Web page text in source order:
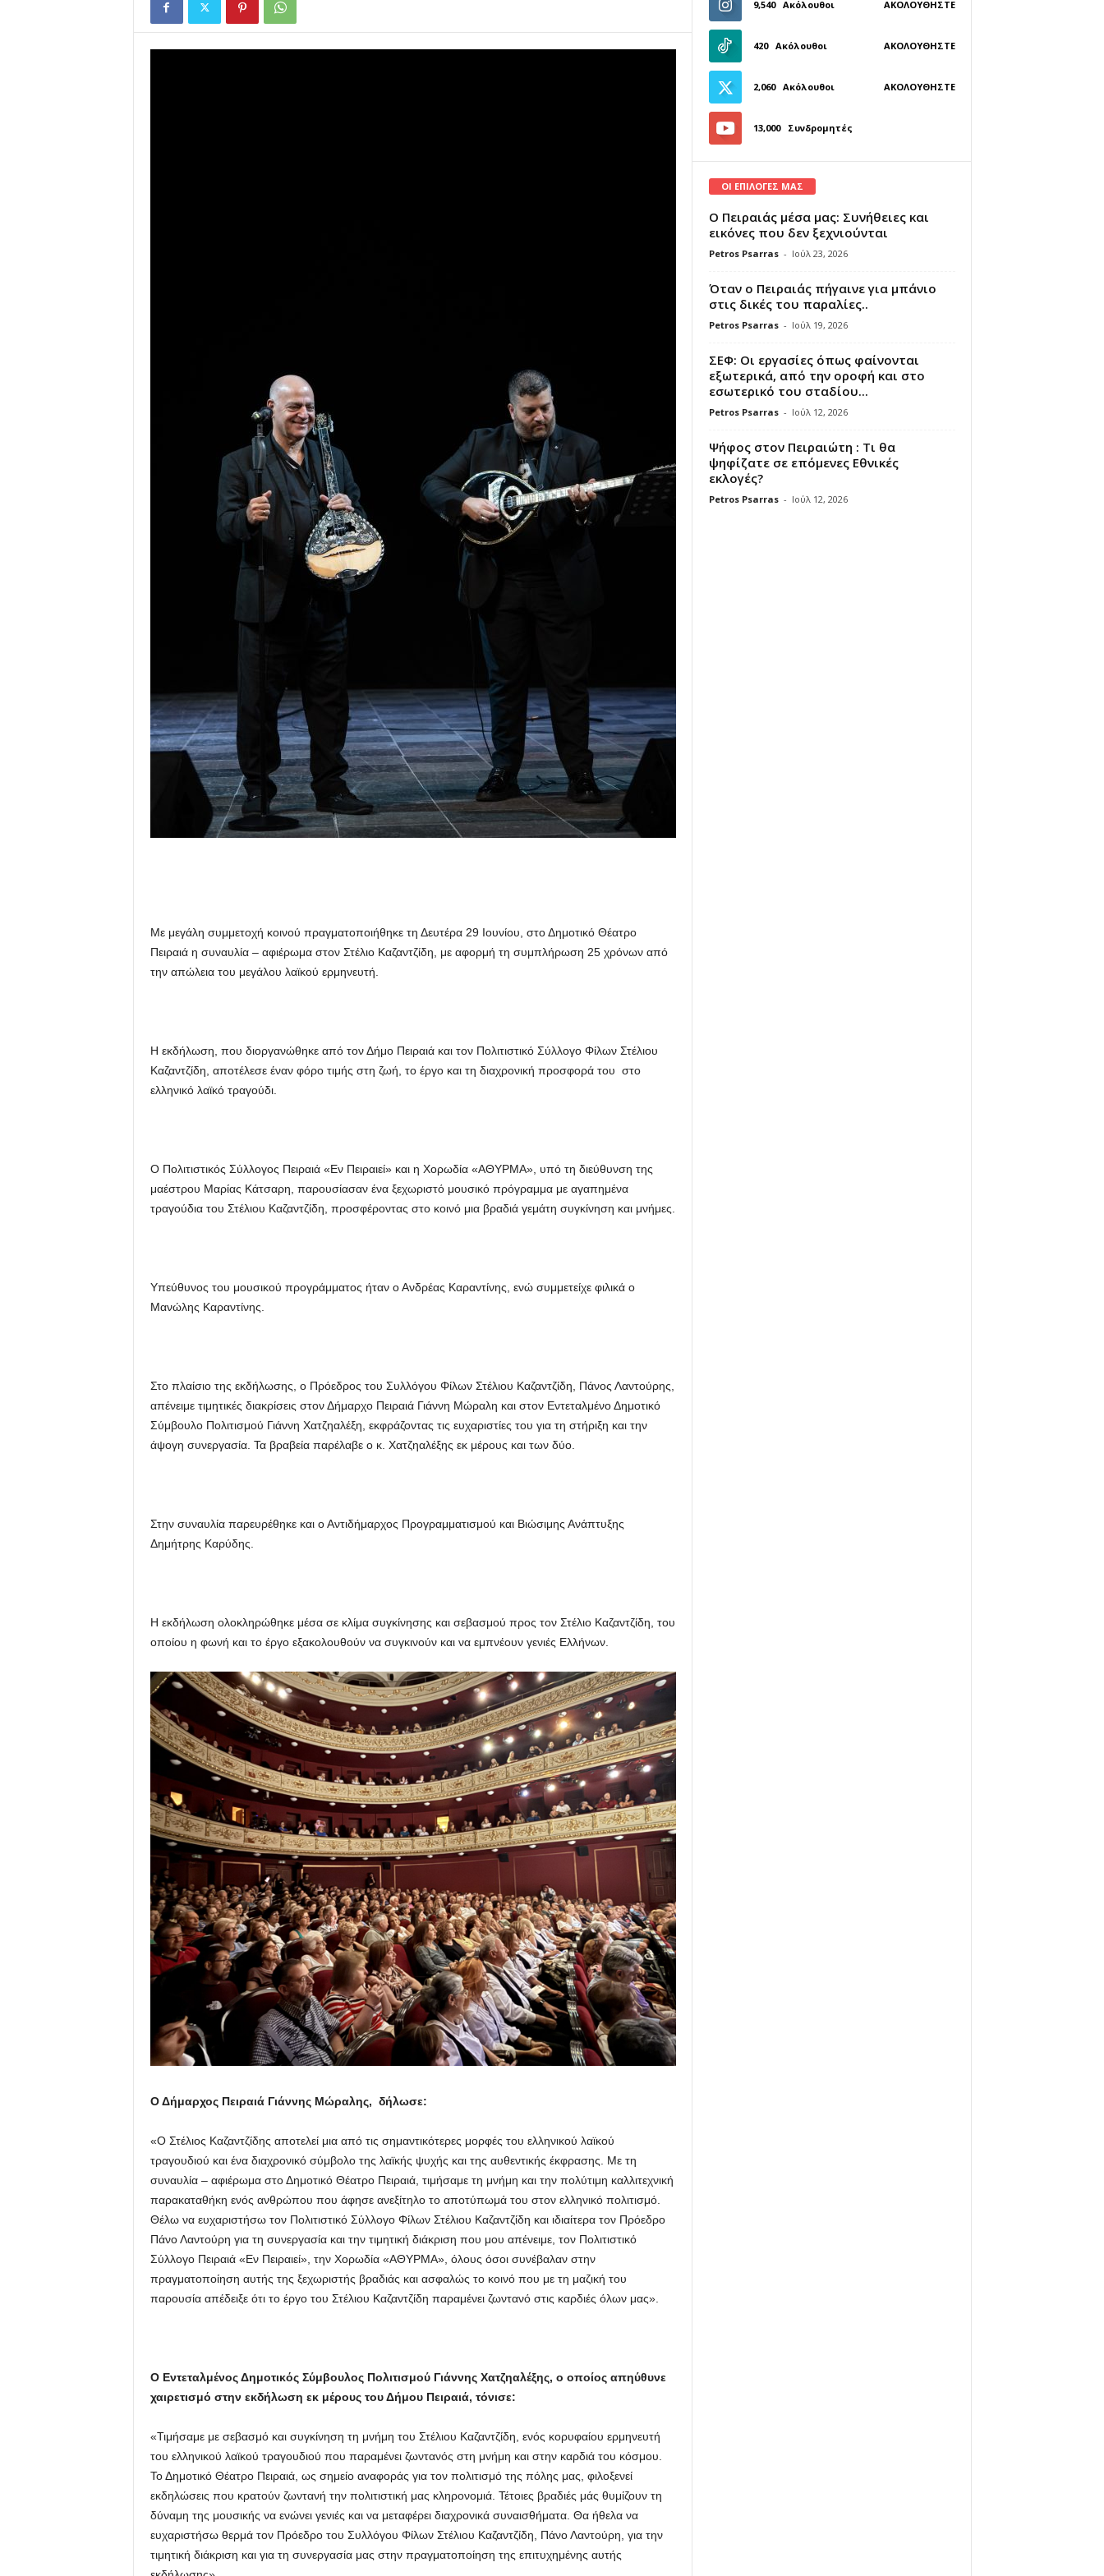
Με μεγάλη συμμετοχή κοινού πραγματοποιήθηκε τη Δευτέρα 29 Ιουνίου, στο Δημοτικό Θέατρο
Πειραιά η συναυλία – αφιέρωμα στον Στέλιο Καζαντζίδη, με αφορμή τη συμπλήρωση 25 χρόνων από
την απώλεια του μεγάλου λαϊκού ερμηνευτή.
Η εκδήλωση, που διοργανώθηκε από τον Δήμο Πειραιά και τον Πολιτιστικό Σύλλογο Φίλων Στέλιου
Καζαντζίδη, αποτέλεσε έναν φόρο τιμής στη ζωή, το έργο και τη διαχρονική προσφορά του στο
ελληνικό λαϊκό τραγούδι.
Ο Πολιτιστικός Σύλλογος Πειραιά «Εν Πειραιεί» και η Χορωδία «ΑΘΥΡΜΑ», υπό τη διεύθυνση της
μαέστρου Μαρίας Κάτσαρη, παρουσίασαν ένα ξεχωριστό μουσικό πρόγραμμα με αγαπημένα
τραγούδια του Στέλιου Καζαντζίδη, προσφέροντας στο κοινό μια βραδιά γεμάτη συγκίνηση και μνήμες.
Υπεύθυνος του μουσικού προγράμματος ήταν ο Ανδρέας Καραντίνης, ενώ συμμετείχε φιλικά ο
Μανώλης Καραντίνης.
Στο πλαίσιο της εκδήλωσης, ο Πρόεδρος του Συλλόγου Φίλων Στέλιου Καζαντζίδη, Πάνος Λαντούρης,
απένειμε τιμητικές διακρίσεις στον Δήμαρχο Πειραιά Γιάννη Μώραλη και στον Εντεταλμένο Δημοτικό
Σύμβουλο Πολιτισμού Γιάννη Χατζηαλέξη, εκφράζοντας τις ευχαριστίες του για τη στήριξη και την
άψογη συνεργασία. Τα βραβεία παρέλαβε ο κ. Χατζηαλέξης εκ μέρους και των δύο.
Στην συναυλία παρευρέθηκε και ο Αντιδήμαρχος Προγραμματισμού και Βιώσιμης Ανάπτυξης
Δημήτρης Καρύδης.
Η εκδήλωση ολοκληρώθηκε μέσα σε κλίμα συγκίνησης και σεβασμού προς τον Στέλιο Καζαντζίδη, του
οποίου η φωνή και το έργο εξακολουθούν να συγκινούν και να εμπνέουν γενιές Ελλήνων.
Ο Δήμαρχος Πειραιά Γιάννης Μώραλης, δήλωσε:
«Ο Στέλιος Καζαντζίδης αποτελεί μια από τις σημαντικότερες μορφές του ελληνικού λαϊκού
τραγουδιού και ένα διαχρονικό σύμβολο της λαϊκής ψυχής και της αυθεντικής έκφρασης. Με τη
συναυλία – αφιέρωμα στο Δημοτικό Θέατρο Πειραιά, τιμήσαμε τη μνήμη και την πολύτιμη καλλιτεχνική
παρακαταθήκη ενός ανθρώπου που άφησε ανεξίτηλο το αποτύπωμά του στον ελληνικό πολιτισμό.
Θέλω να ευχαριστήσω τον Πολιτιστικό Σύλλογο Φίλων Στέλιου Καζαντζίδη και ιδιαίτερα τον Πρόεδρο
Πάνο Λαντούρη για τη συνεργασία και την τιμητική διάκριση που μου απένειμε, τον Πολιτιστικό
Σύλλογο Πειραιά «Εν Πειραιεί», την Χορωδία «ΑΘΥΡΜΑ», όλους όσοι συνέβαλαν στην
πραγματοποίηση αυτής της ξεχωριστής βραδιάς και ασφαλώς το κοινό που με τη μαζική του
παρουσία απέδειξε ότι το έργο του Στέλιου Καζαντζίδη παραμένει ζωντανό στις καρδιές όλων μας».
Ο Εντεταλμένος Δημοτικός Σύμβουλος Πολιτισμού Γιάννης Χατζηαλέξης, ο οποίος απηύθυνε
χαιρετισμό στην εκδήλωση εκ μέρους του Δήμου Πειραιά, τόνισε:
«Τιμήσαμε με σεβασμό και συγκίνηση τη μνήμη του Στέλιου Καζαντζίδη, ενός κορυφαίου ερμηνευτή
του ελληνικού λαϊκού τραγουδιού που παραμένει ζωντανός στη μνήμη και στην καρδιά του κόσμου.
Το Δημοτικό Θέατρο Πειραιά, ως σημείο αναφοράς για τον πολιτισμό της πόλης μας, φιλοξενεί
εκδηλώσεις που κρατούν ζωντανή την πολιτιστική μας κληρονομιά. Τέτοιες βραδιές μάς θυμίζουν τη
δύναμη της μουσικής να ενώνει γενιές και να μεταφέρει διαχρονικά συναισθήματα. Θα ήθελα να
ευχαριστήσω θερμά τον Πρόεδρο του Συλλόγου Φίλων Στέλιου Καζαντζίδη, Πάνο Λαντούρη, για την
τιμητική διάκριση και για τη συνεργασία μας στην πραγματοποίηση της επιτυχημένης αυτής
9,540 Ακόλουθοι ΑΚΟΛΟΥΘΉΣΤΕ
420 Ακόλουθοι ΑΚΟΛΟΥΘΉΣΤΕ
2,060 Ακόλουθοι ΑΚΟΛΟΥΘΉΣΤΕ
13,000 Συνδρομητές
ΓΊΝΕΤΕ ΣΥΝΔΡΟΜΗΤΉΣ
ΟΙ ΕΠΙΛΟΓΕΣ ΜΑΣ
Ο Πειραιάς μέσα μας: Συνήθειες και
εικόνες που δεν ξεχνιούνται
Petros Psarras - Ιούλ 23, 2026
Όταν ο Πειραιάς πήγαινε για μπάνιο
στις δικές του παραλίες..
Petros Psarras - Ιούλ 19, 2026
ΣΕΦ: Οι εργασίες όπως φαίνονται
εξωτερικά, από την οροφή και στο
εσωτερικό του σταδίου...
Petros Psarras - Ιούλ 12, 2026
Ψήφος στον Πειραιώτη : Τι θα
ψηφίζατε σε επόμενες Εθνικές
εκλογές?
Petros Psarras - Ιούλ 12, 2026